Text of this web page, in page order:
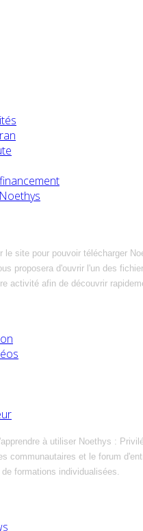
le site pour pouvoir télécharger
proposera d'ouvrir l'un des
activité afin de découvrir
à utiliser Noethys :
communautaires et le forum
formations individualisées.